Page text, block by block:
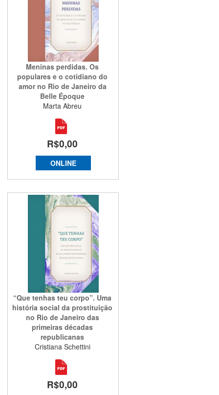
Meninas perdidas. Os
populares e o cotidiano do
amor no Rio de Janeiro da
Belle Époque
Marta Abreu
R$0,00
ONLINE
“Que tenhas teu corpo”. Uma
história social da prostituição
no Rio de Janeiro das
primeiras décadas
republicanas
Cristiana Schettini
R$0,00